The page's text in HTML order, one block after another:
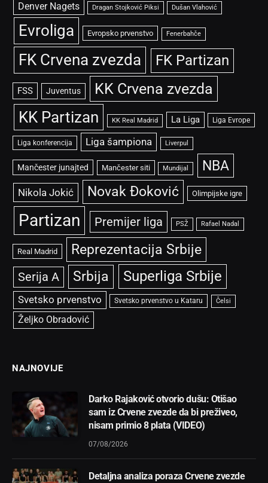
Denver Nagets Dragan Stojković Piksi Dušan Vlahović
Evroliga Evropsko prvenstvo Fenerbahče
FK Crvena zvezda FK Partizan
FSS Juventus KK Crvena zvezda
KK Partizan KK Real Madrid La Liga Liga Evrope
Liga konferencija Liga šampiona Liverpul
Mančester junajted Mančester siti Mundijal NBA
Nikola Jokić Novak Đoković Olimpijske igre
Partizan Premijer liga PSŽ Rafael Nadal
Real Madrid Reprezentacija Srbije
Serija A Srbija Superliga Srbije
Svetsko prvenstvo Svetsko prvenstvo u Kataru Čelsi
Željko Obradović
NAJNOVIJE
Darko Rajaković otvorio dušu: Otišao
sam iz Crvene zvezde da bi preživeo,
nisam primio 8 plata (VIDEO)
07/08/2026
Detaljna analiza poraza Crvene zvezde